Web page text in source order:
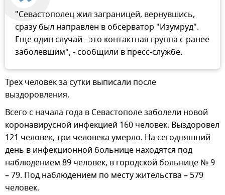
"Севастополец жил заграницей, вернувшись,
сразу был направлен в обсерватор "Изумруд".
Ещё один случай - это контактная группа с ранее
заболевшим", - сообщили в пресс-службе.
Трех человек за сутки выписали после
выздоровления.
Всего с начала года в Севастополе заболели новой
коронавирусной инфекцией 160 человек. Выздоровел
121 человек, три человека умерло. На сегодняшний
день в инфекционной больнице находятся под
наблюдением 89 человек, в городской больнице № 9
– 79. Под наблюдением по месту жительства – 579
человек.